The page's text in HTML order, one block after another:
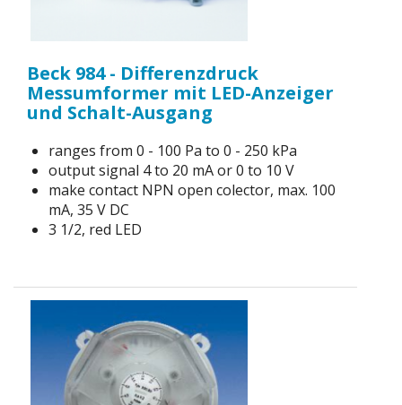
Beck 984 - Differenzdruck
Messumformer mit LED-Anzeiger
und Schalt-Ausgang
ranges from 0 - 100 Pa to 0 - 250 kPa
output signal 4 to 20 mA or 0 to 10 V
make contact NPN open colector, max. 100
mA, 35 V DC
3 1/2, red LED